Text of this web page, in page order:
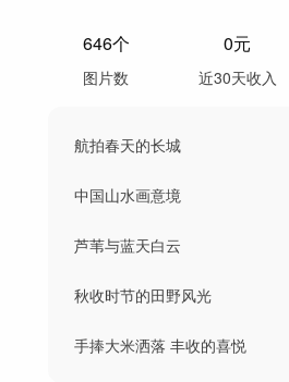
646个
图片数
0元
近30天收入
航拍春天的长城
中国山水画意境
芦苇与蓝天白云
秋收时节的田野风光
手捧大米洒落 丰收的喜悦